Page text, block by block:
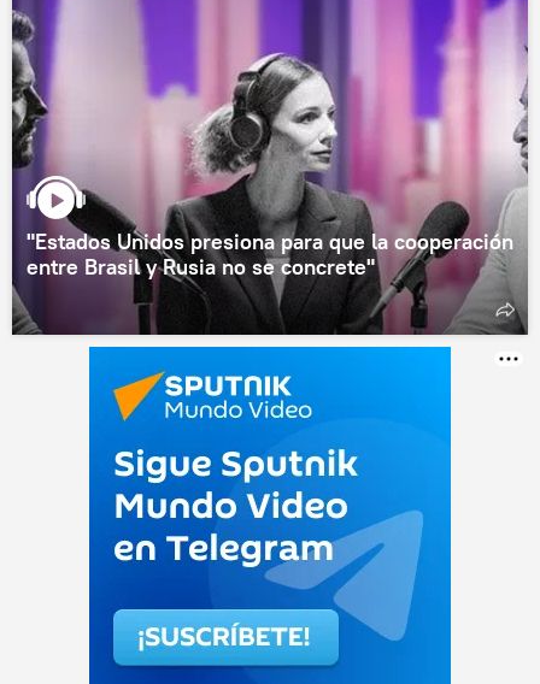
"Estados Unidos presiona para que la cooperación
entre Brasil y Rusia no se concrete"